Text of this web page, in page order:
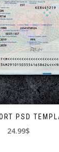
PSD
24.99$